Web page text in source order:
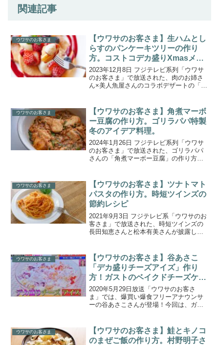
関連記事
ウワサのお客さま
【ウワサのお客さま】生ハムとし
らすのパンケーキツリーの作り
方。コストコデカ盛りXmasメニ
ュー。
2023年12月8日 フジテレビ系列「ウワサ
のお客さま」で放送された、肉のお姉さ
ん×美人魚屋さんのコラボデザートの「生
を使った爆盛り料理を得意とする、“肉の
お姉さん”こ...
ウワサのお客さま
【ウワサのお客さま】角煮マーボ
ー豆腐の作り方。ゴリラパパ特製
冬のアイデア料理。
2024年1月26日 フジテレビ系列「ウワサ
のお客さま」で放送された、ゴリラパパ
さんの「角煮マーボー豆腐」の作り方を
をごっそり買い込み、料理上手なゴリラ
パパが「寒さ...
ウワサのお客さま
【ウワサのお客さま】ツナトマト
パスタの作り方。時短ツインズの
節約レシピ
2021年9月3日 フジテレビ系「ウワサのお
客さま」で放送された、時短ツインズの
長田知恵さんと松本有美さんが披露し
り方をご紹介します。1時間で16品を作る
美人双子姉妹、...
ウワサのお客さま
【ウワサのお客さま】谷あさこ
「デカ盛りチーズアイズ」作り
方！ガストのベイクドチーズケー
キ爆食レシピ(202.5.29)
2020年5月29日放送「ウワサのお客さ
ま」では、爆買い爆食フリーアナウンサ
ーの谷あさこさんが登場！今回は、ガス
一人で食べつくし！その後、デザートも
作って食べ尽くし！...
ウワサのお客さま
【ウワサのお客さま】鮭とキノコ
のまぜご飯の作り方。村野明子さ